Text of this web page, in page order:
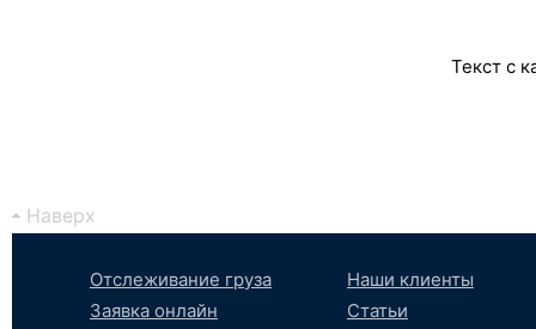
Текст с
Наверх
Отслеживание груза
Заявка онлайн
Наши клиенты
Статьи